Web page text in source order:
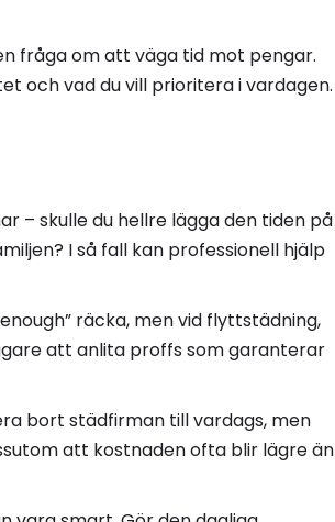
fråga om att väga tid mot pengar.
och vad du vill prioritera i vardagen.
– skulle du hellre lägga den tiden på
I så fall kan professionell hjälp
räcka, men vid flyttstädning,
att anlita proffs som garanterar
bort städfirman till vardags, men
att kostnaden ofta blir lägre än